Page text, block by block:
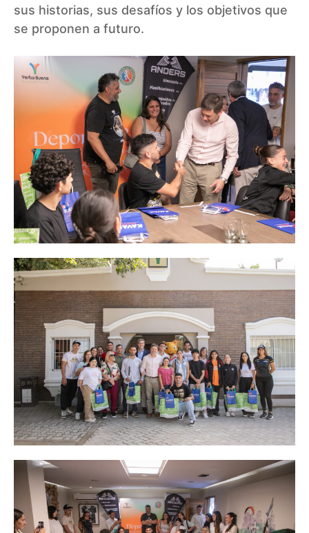
sus historias, sus desafíos y los objetivos que
se proponen a futuro.